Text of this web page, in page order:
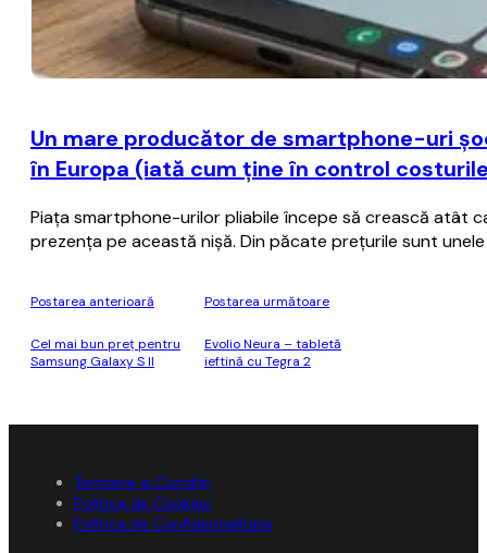
Un mare producător de smartphone-uri
în Europa (iată cum ţine în control
Piaţa smartphone-urilor pliabile începe să crească atât
prezenţa pe această nişă. Din păcate preţurile sunt
Postarea anterioară
Cel mai bun preţ pentru
Samsung Galaxy S II
Postarea următoare
Evolio Neura – tabletă
ieftină cu Tegra 2
Termene și Condiții
Politica de Cookies
Politica de Confidențialitate